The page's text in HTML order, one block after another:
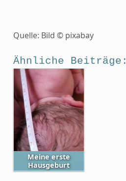
Quelle: Bild © pixabay
Ähnliche Beiträge:
Meine erste
Hausgeburt